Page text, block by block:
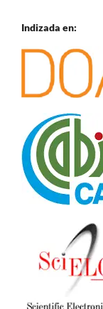
Indizada en: